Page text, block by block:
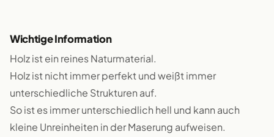
Wichtige Information
Holz ist ein reines Naturmaterial.
Holz ist nicht immer perfekt und weißt immer
unterschiedliche Strukturen auf.
So ist es immer unterschiedlich hell und kann auch
kleine Unreinheiten in der Maserung aufweisen.